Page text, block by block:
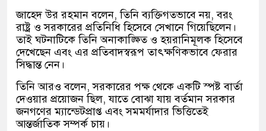
জাহেদ উর রহমান বলেন, তিনি ব্যক্তিগতভাবে নয়, বরং
রাষ্ট্র ও সরকারের প্রতিনিধি হিসেবে সেখানে গিয়েছিলেন।
তাই ঘটনাটিকে তিনি অনাকাঙ্ক্ষিত ও হয়রানিমূলক হিসেবে
দেখেছেন এবং এর প্রতিবাদস্বরূপ তাৎক্ষণিকভাবে ফেরার
সিদ্ধান্ত নেন।
তিনি আরও বলেন, সরকারের পক্ষ থেকে একটি স্পষ্ট বার্তা
দেওয়ার প্রয়োজন ছিল, যাতে বোঝা যায় বর্তমান সরকার
জনগণের ম্যান্ডেটপ্রাপ্ত এবং সমমর্যাদার ভিত্তিতেই
আন্তর্জাতিক সম্পর্ক চায়।